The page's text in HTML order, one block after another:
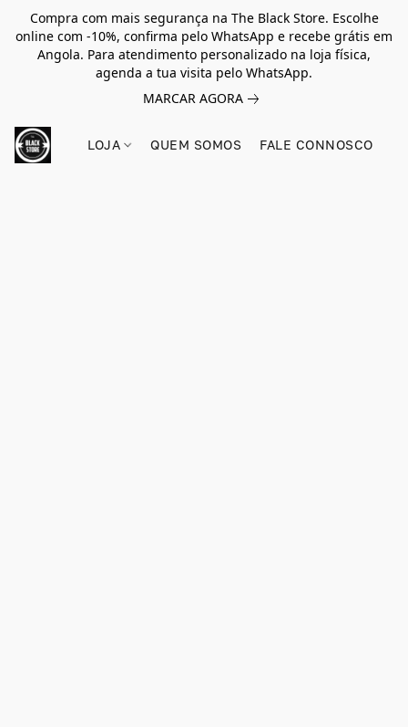
Compra com mais segurança na The Black Store. Escolhe
online com -10%, confirma pelo WhatsApp e recebe grátis em
Angola. Para atendimento personalizado na loja física,
agenda a tua visita pelo WhatsApp.
MARCAR AGORA
LOJA QUEM SOMOS FALE CONNOSCO